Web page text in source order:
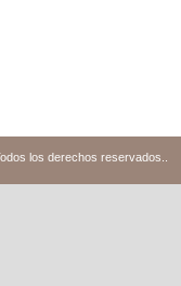
los derechos reservados.